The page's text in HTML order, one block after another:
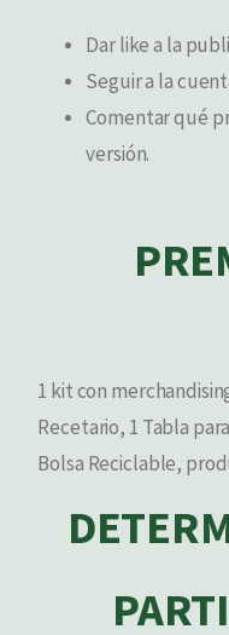
Dar like a la
Seguir a la
Comentar qué
versión.
1 kit con
Recetario, 1 Tabla
Bolsa Reciclable,